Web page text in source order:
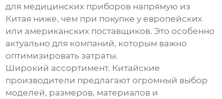
для медицинских приборов напрямую из
Китая ниже, чем при покупке у европейских
или американских поставщиков. Это особенно
актуально для компаний, которым важно
оптимизировать затраты.
Широкий ассортимент. Китайские
производители предлагают огромный выбор
моделей, размеров, материалов и